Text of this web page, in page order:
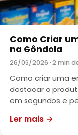
Como Criar
na Gôndola
26/06/2026 · 2 min
Como criar uma
destacar o
em segundos e
Ler mais →